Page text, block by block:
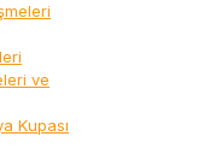
ve
Kupası